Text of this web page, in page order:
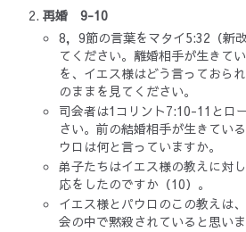
再婚 9-10
8，9節の言葉をマタイ5:32（新
てください。離婚相手が生きて
を、イエス様はどう言っておら
のままを見てください。
司会者は1コリント7:10-11とロ
さい。前の結婚相手が生きてい
ウロは何と言っていますか。
弟子たちはイエス様の教えに対
応をしたのですか（10）。
イエス様とパウロのこの教えは
会の中で黙殺されていると思いま